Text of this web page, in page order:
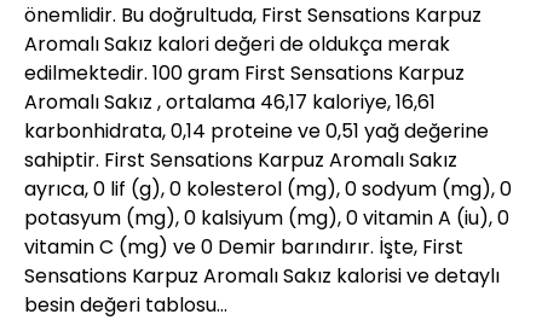
önemlidir. Bu doğrultuda, First Sensations Karpuz
Aromalı Sakız kalori değeri de oldukça merak
edilmektedir. 100 gram First Sensations Karpuz
Aromalı Sakız , ortalama 46,17 kaloriye, 16,61
karbonhidrata, 0,14 proteine ve 0,51 yağ değerine
sahiptir. First Sensations Karpuz Aromalı Sakız
ayrıca, 0 lif (g), 0 kolesterol (mg), 0 sodyum (mg), 0
potasyum (mg), 0 kalsiyum (mg), 0 vitamin A (iu), 0
vitamin C (mg) ve 0 Demir barındırır. İşte, First
Sensations Karpuz Aromalı Sakız kalorisi ve detaylı
besin değeri tablosu…